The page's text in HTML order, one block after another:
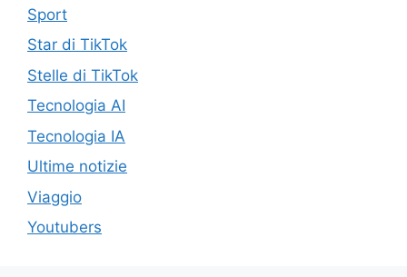
Sport
Star di TikTok
Stelle di TikTok
Tecnologia AI
Tecnologia IA
Ultime notizie
Viaggio
Youtubers